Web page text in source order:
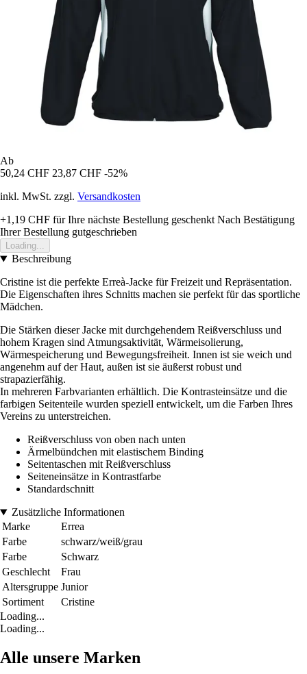
Ab
50,24 CHF 23,87 CHF -52%
inkl. MwSt. zzgl. Versandkosten
+1,19 CHF für Ihre nächste Bestellung geschenkt Nach Bestätigung
Ihrer Bestellung gutgeschrieben
Loading...
Beschreibung
Cristine ist die perfekte Erreà-Jacke für Freizeit und Repräsentation.
Die Eigenschaften ihres Schnitts machen sie perfekt für das sportliche
Mädchen.
Die Stärken dieser Jacke mit durchgehendem Reißverschluss und
hohem Kragen sind Atmungsaktivität, Wärmeisolierung,
Wärmespeicherung und Bewegungsfreiheit. Innen ist sie weich und
angenehm auf der Haut, außen ist sie äußerst robust und
strapazierfähig.
In mehreren Farbvarianten erhältlich. Die Kontrasteinsätze und die
farbigen Seitenteile wurden speziell entwickelt, um die Farben Ihres
Vereins zu unterstreichen.
Reißverschluss von oben nach unten
Ärmelbündchen mit elastischem Binding
Seitentaschen mit Reißverschluss
Seiteneinsätze in Kontrastfarbe
Standardschnitt
Zusätzliche Informationen
Marke
Errea
Farbe
schwarz/weiß/grau
Farbe
Schwarz
Geschlecht
Frau
Altersgruppe Junior
Sortiment
Cristine
Loading...
Loading...
Alle unsere Marken